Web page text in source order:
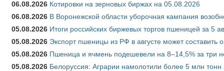
06.08.2026 Котировки на зерновых биржах на 05.08.2026
06.08.2026 В Воронежской области уборочная кампания
05.08.2026 Итоги российских биржевых торгов пшеницей за 5
05.08.2026 Экспорт пшеницы из РФ в августе может составить
05.08.2026 Пшеница и ячмень подешевели на 8–14,5% за три
05.08.2026 Белоруссия: Аграрии намолотили более 5 млн тонн